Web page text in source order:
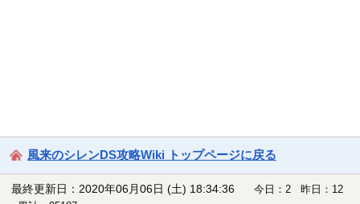
風来のシレンDS攻略Wiki トップページに戻る
最終更新日：2020年06月06日 (土) 18:34:36
今日：2 昨日：12